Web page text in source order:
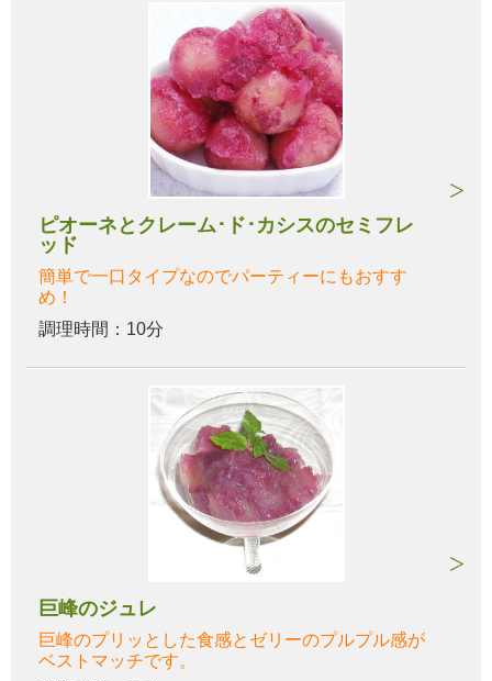
ピオーネとクレーム･ド･カシスのセミフレ
ッド
簡単で一口タイプなのでパーティーにもおすす
め！
調理時間：10分
巨峰のジュレ
巨峰のプリッとした食感とゼリーのプルプル感が
ベストマッチです。